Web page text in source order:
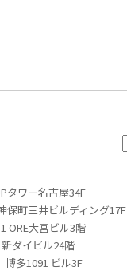
ワー名古屋34F
町三井ビルディング17F
ORE大宮ビル3階
ダイビル24階
多1091 ビル3F